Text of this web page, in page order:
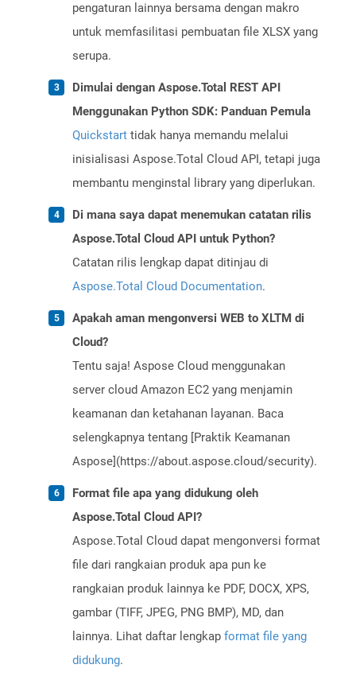
pengaturan lainnya bersama dengan makro
untuk memfasilitasi pembuatan file XLSX yang
serupa.
Dimulai dengan Aspose.Total REST API
Menggunakan Python SDK: Panduan Pemula
Quickstart tidak hanya memandu melalui
inisialisasi Aspose.Total Cloud API, tetapi juga
membantu menginstal library yang diperlukan.
Di mana saya dapat menemukan catatan rilis
Aspose.Total Cloud API untuk Python?
Catatan rilis lengkap dapat ditinjau di
Aspose.Total Cloud Documentation.
Apakah aman mengonversi WEB to XLTM di
Cloud?
Tentu saja! Aspose Cloud menggunakan
server cloud Amazon EC2 yang menjamin
keamanan dan ketahanan layanan. Baca
selengkapnya tentang [Praktik Keamanan
Aspose](https://about.aspose.cloud/security).
Format file apa yang didukung oleh
Aspose.Total Cloud API?
Aspose.Total Cloud dapat mengonversi format
file dari rangkaian produk apa pun ke
rangkaian produk lainnya ke PDF, DOCX, XPS,
gambar (TIFF, JPEG, PNG BMP), MD, dan
lainnya. Lihat daftar lengkap format file yang
didukung.